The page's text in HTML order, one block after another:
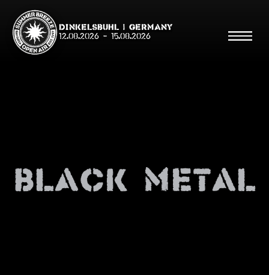
Dinkelsbühl | Germany
12.08.2026 - 15.08.2026
Shop
Black Metal